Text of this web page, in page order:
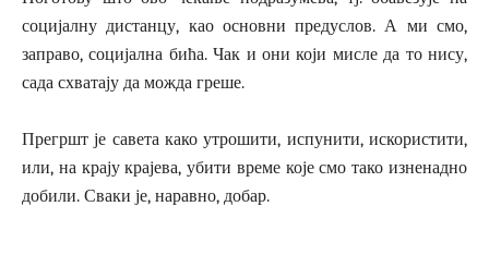
социјалну дистанцу, као основни предуслов. А ми смо,
заправо, социјална бића. Чак и они који мисле да то нису,
сада схватају да можда греше.
Прегршт је савета како утрошити, испунити, искористити,
или, на крају крајева, убити време које смо тако изненадно
добили. Сваки је, наравно, добар.